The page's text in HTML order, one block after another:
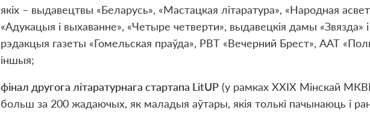
якіх – выдавецтвы «Беларусь», «Мастацкая літаратура», «Народная
«Адукацыя і выхаванне», «Четыре четверти», выдавецкія дамы «Звязда»
рэдакцыя газеты «Гомельская праўда», РВТ «Вечерний Брест», ААТ
іншыя;
фінал другога літаратурнага стартапа LitUP (у рамках XXIХ Мінскай
больш за 200 жадаючых, як маладыя аўтары, якія толькі пачынаюць і